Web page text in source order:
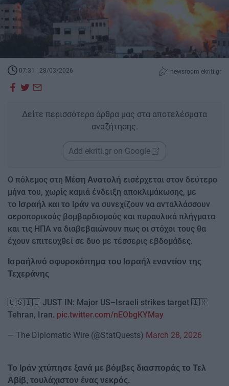
07:31 | 28/03/2026 newsroom ekriti.gr
Δείτε περισσότερα άρθρα μας στα αποτελέσματα
αναζήτησης.
Add ekriti.gr on Google
Ο πόλεμος στη Μέση Ανατολή εισέρχεται στον δεύτερο
μήνα του, χωρίς καμιά ένδειξη αποκλιμάκωσης, με
το Ισραήλ και το Ιράν να συνεχίζουν να ανταλλάσσουν
αεροπορικούς βομβαρδισμούς και πυραυλικά πλήγματα
και τις ΗΠΑ να διαβεβαιώνουν πως οι στόχοι τους θα
έχουν επιτευχθεί σε δυο με τέσσερις εβδομάδες.
Ισραήλινό σφυροκόπημα του Ισραήλ εναντίον της
Τεχεράνης
🇺🇸🇮🇱 JUST IN: Major US–Israeli strikes target 🇮🇷
Tehran, Iran. pic.twitter.com/nEObgKYMay
— The Diplomatic Wire (@StatQuests) March 28, 2026
Το Ιράν χτύπησε ξανά με βόμβες διασποράς το Τελ
Αβίβ, τουλάχιστον ένας νεκρός.